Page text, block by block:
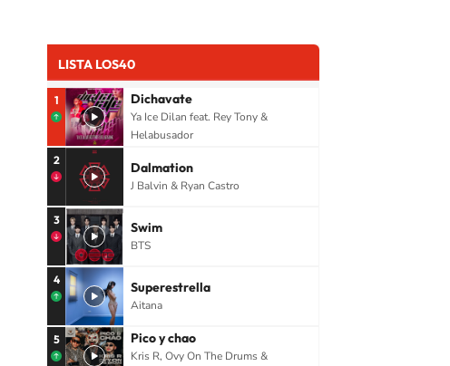
LISTA LOS40
1 Dichavate
Ya Ice Dilan feat. Rey Tony &
Helabusador
2 Dalmation
J Balvin & Ryan Castro
3 Swim
BTS
4 Superestrella
Aitana
5 Pico y chao
Kris R, Ovy On The Drums &